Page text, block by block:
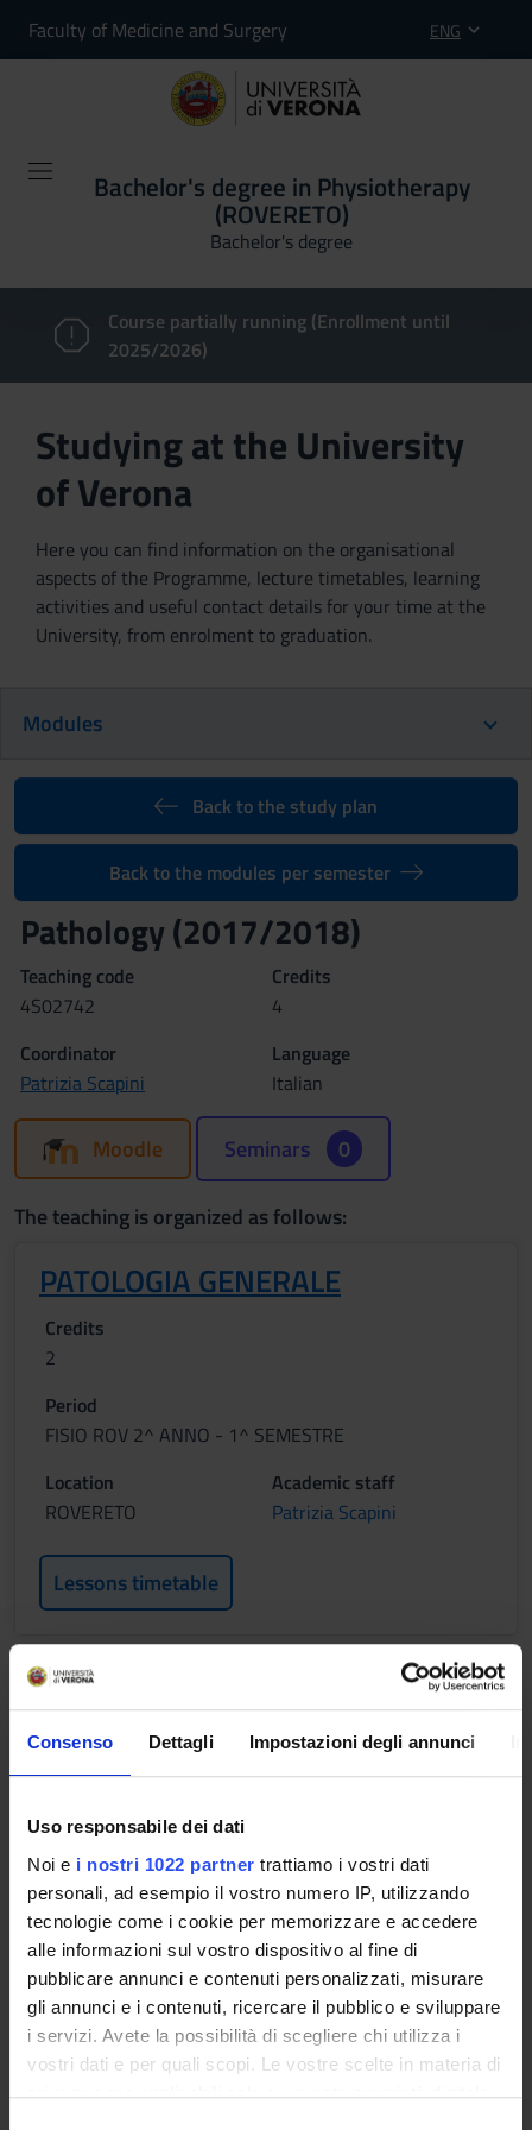
Consenso Dettagli Impostazioni degli annunci
Uso responsabile dei dati
Noi e i nostri 1022 partner trattiamo i vostri dati
personali, ad esempio il vostro numero IP, utilizzando
tecnologie come i cookie per memorizzare e accedere
alle informazioni sul vostro dispositivo al fine di
pubblicare annunci e contenuti personalizzati, misurare
gli annunci e i contenuti, ricercare il pubblico e sviluppare
i servizi. Avete la possibilità di scegliere chi utilizza i
vostri dati e per quali scopi. Le vostre scelte in materia di
privacy sono applicabili solo su questa proprietà digitale
Faculty of Medicine and Surgery ENG
Bachelor's degree in Physiotherapy
(ROVERETO)
Bachelor's degree
Course partially running (Enrollment until
2025/2026)
Studying at the University
of Verona
Here you can find information on the organisational
aspects of the Programme, lecture timetables, learning
activities and useful contact details for your time at the
University, from enrolment to graduation.
Modules
Back to the study plan
Back to the modules per semester
Pathology (2017/2018)
Teaching code
4S02742
Credits
4
Coordinator
Patrizia Scapini
Language
Italian
Moodle Seminars 0
The teaching is organized as follows:
PATOLOGIA GENERALE
Credits
2
Period
FISIO ROV 2^ ANNO - 1^ SEMESTRE
Location
ROVERETO
Academic staff
Patrizia Scapini
Lessons timetable
FARMACOLOGIA
Credits
1
Period
Location
ROVERETO
Academic staff
Guido Francesco Fumagalli
Lessons timetable
MICROBIOLOGIA